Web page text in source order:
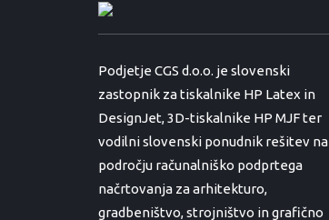
Podjetje CGS d.o.o. je slovenski
zastopnik za tiskalnike HP Latex in
DesignJet, 3D-tiskalnike HP MJF ter
vodilni slovenski ponudnik rešitev na
področju računalniško podprtega
načrtovanja za arhitekturo,
gradbeništvo, strojništvo in grafično